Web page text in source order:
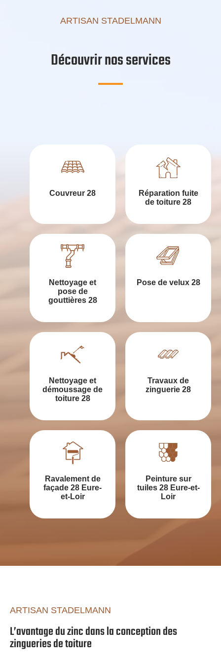
ARTISAN STADELMANN
Découvrir nos services
Couvreur 28
Réparation fuite
de toiture 28
Nettoyage et
pose de
gouttières 28
Pose de velux 28
Nettoyage et
démoussage de
toiture 28
Travaux de
zinguerie 28
Ravalement de
façade 28 Eure-
et-Loir
Peinture sur
tuiles 28 Eure-et-
Loir
ARTISAN STADELMANN
L’avantage du zinc dans la conception des
zingueries de toiture